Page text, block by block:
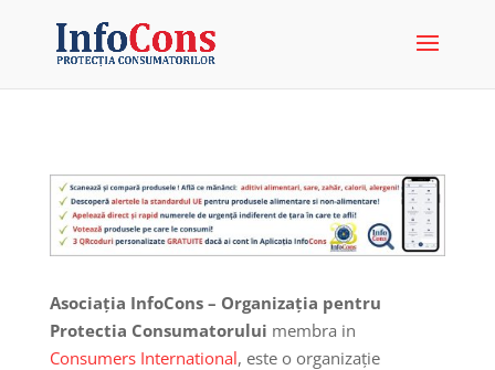
Asociația InfoCons – Organizația pentru
Protectia Consumatorului membra in
Consumers International, este o organizație